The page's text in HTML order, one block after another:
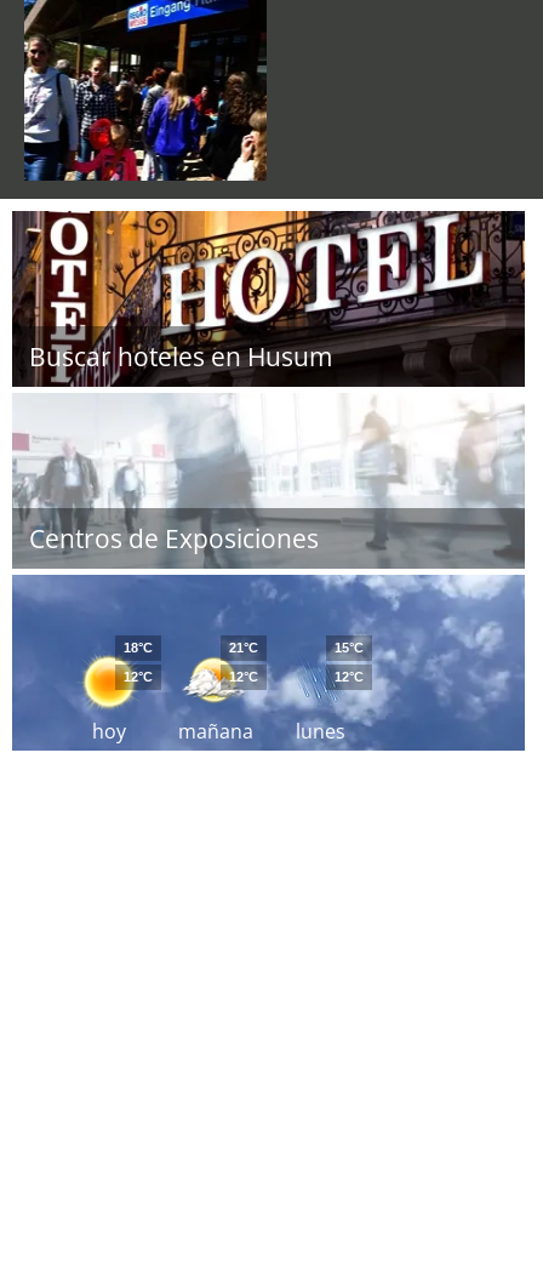
Buscar hoteles en Husum
Centros de Exposiciones
hoy
18°C
12°C
mañana
21°C
12°C
lunes
15°C
12°C